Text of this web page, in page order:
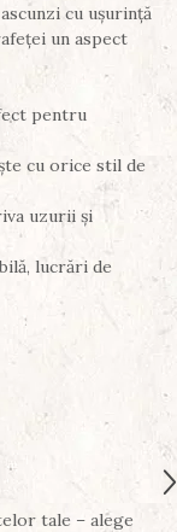
cu ușurință
un aspect
pentru
cu orice stil de
uzurii și
lucrări de
tale – alege